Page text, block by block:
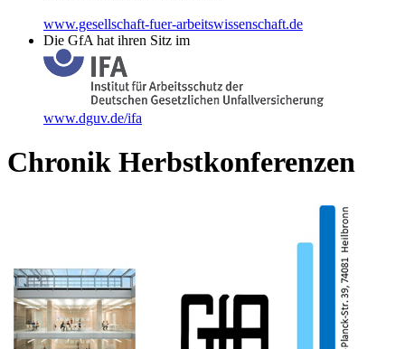
www.gesellschaft-fuer-arbeitswissenschaft.de
Die GfA hat ihren Sitz im
www.dguv.de/ifa
Chronik Herbstkonferenzen